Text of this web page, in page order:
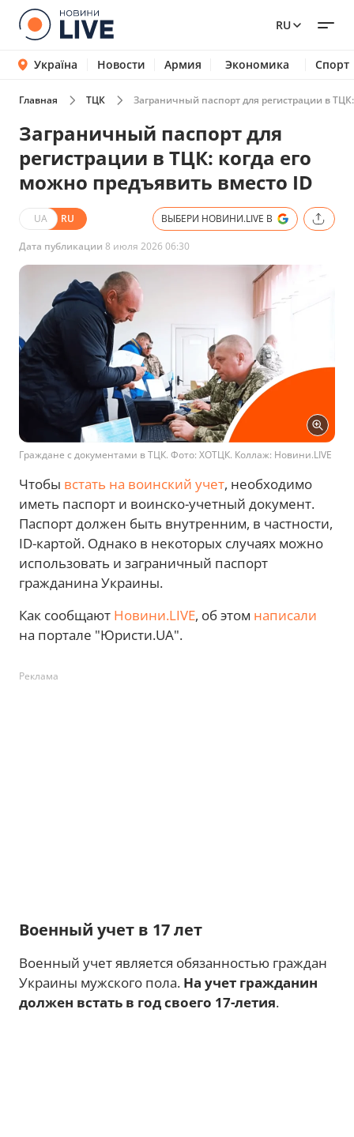
RU
Україна Новости Армия Экономика Спорт
Главная ТЦК Заграничный паспорт для регистрации в
Заграничный паспорт для
регистрации в ТЦК: когда его
можно предъявить вместо ID
UA RU ВЫБЕРИ НОВИНИ.LIVE В
Дата публикации 8 июля 2026 06:30
Граждане с документами в ТЦК. Фото: ХОТЦК. Коллаж: Новини.LIVE
Чтобы встать на воинский учет, необходимо
иметь паспорт и воинско-учетный документ.
Паспорт должен быть внутренним, в частности,
ID-картой. Однако в некоторых случаях можно
использовать и заграничный паспорт
гражданина Украины.
Как сообщают Новини.LIVE, об этом написали
на портале "Юристи.UA".
Реклама
Военный учет в 17 лет
Военный учет является обязанностью граждан
Украины мужского пола. На учет гражданин
должен встать в год своего 17-летия.